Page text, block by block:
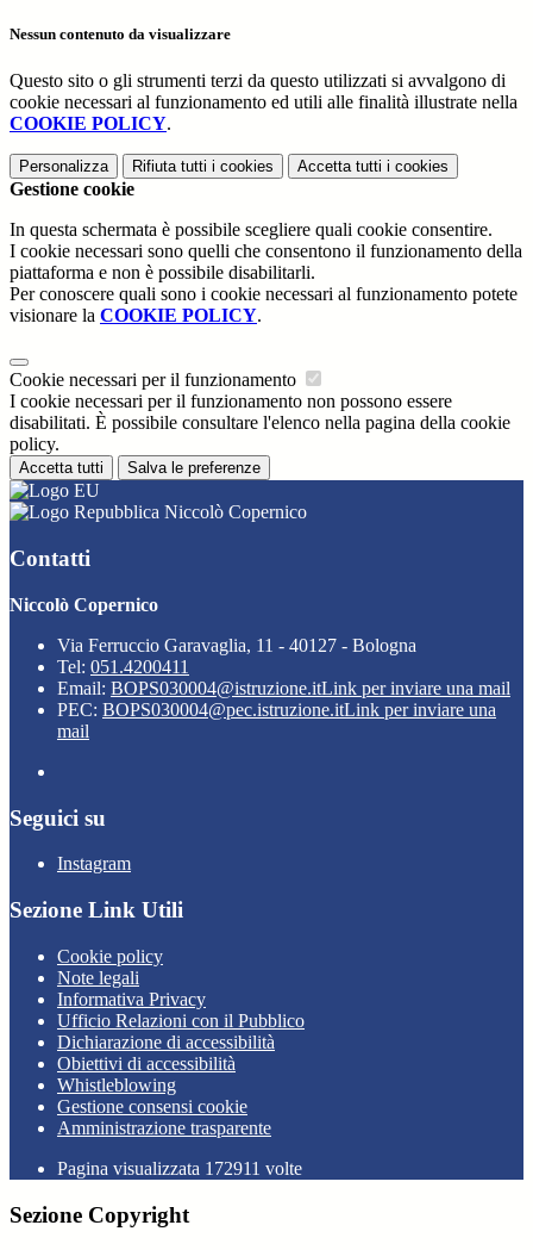
Nessun contenuto da visualizzare
Questo sito o gli strumenti terzi da questo utilizzati si avvalgono di
cookie necessari al funzionamento ed utili alle finalità illustrate nella
COOKIE POLICY.
Personalizza Rifiuta tutti i cookies Accetta tutti i cookies
Gestione cookie
In questa schermata è possibile scegliere quali cookie consentire.
I cookie necessari sono quelli che consentono il funzionamento della
piattaforma e non è possibile disabilitarli.
Per conoscere quali sono i cookie necessari al funzionamento potete
visionare la COOKIE POLICY.
Cookie necessari per il funzionamento
I cookie necessari per il funzionamento non possono essere
disabilitati. È possibile consultare l'elenco nella pagina della cookie
policy.
Accetta tutti Salva le preferenze
Niccolò Copernico
Contatti
Niccolò Copernico
Via Ferruccio Garavaglia, 11 - 40127 - Bologna
Tel: 051.4200411
Email: BOPS030004@istruzione.itLink per inviare una mail
PEC: BOPS030004@pec.istruzione.itLink per inviare una
mail
Seguici su
Instagram
Sezione Link Utili
Cookie policy
Note legali
Informativa Privacy
Ufficio Relazioni con il Pubblico
Dichiarazione di accessibilità
Obiettivi di accessibilità
Whistleblowing
Gestione consensi cookie
Amministrazione trasparente
Pagina visualizzata 172911 volte
Sezione Copyright